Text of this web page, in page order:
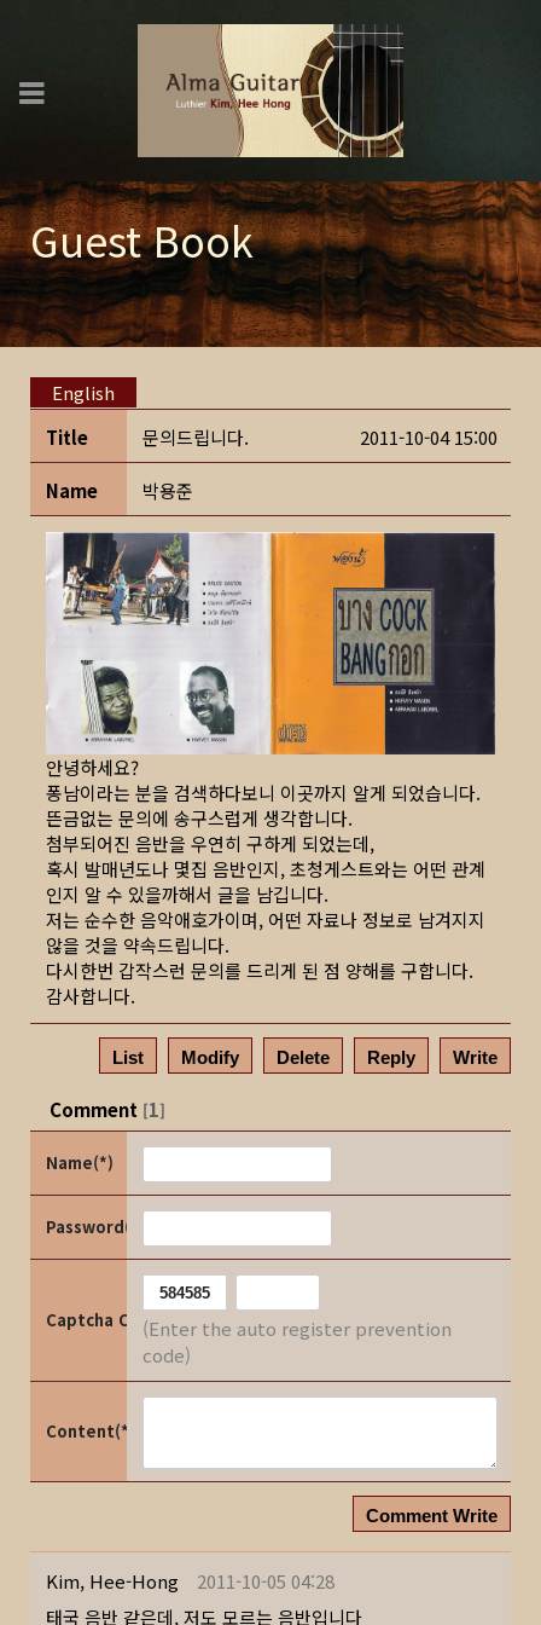
Guest Book
English
Title
문의드립니다. 2011-10-04 15:00
Name 박용준
안녕하세요?
퐁남이라는 분을 검색하다보니 이곳까지 알게 되었습니다.
뜬금없는 문의에 송구스럽게 생각합니다.
첨부되어진 음반을 우연히 구하게 되었는데,
혹시 발매년도나 몇집 음반인지, 초청게스트와는 어떤 관계
인지 알 수 있을까해서 글을 남깁니다.
저는 순수한 음악애호가이며, 어떤 자료나 정보로 남겨지지
않을 것을 약속드립니다.
다시한번 갑작스런 문의를 드리게 된 점 양해를 구합니다.
감사합니다.
List Modify Delete Reply Write
Comment [1]
Name(*)
Password(*)
Captcha Code(Enter the auto register prevention
code)
Content(*)
Comment Write
Kim, Hee-Hong
2011-10-05 04:28
태국 음반 같은데, 저도 모르는 음반입니다